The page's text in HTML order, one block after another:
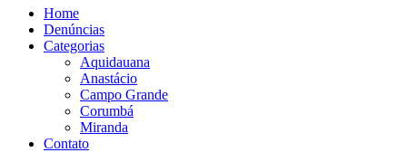
Home
Denúncias
Categorias
Aquidauana
Anastácio
Campo Grande
Corumbá
Miranda
Contato